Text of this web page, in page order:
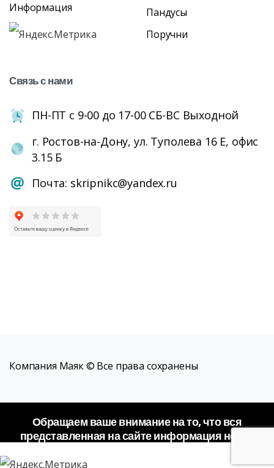
Информация
Пандусы
Поручни
Связьснами
ПН-ПТ с 9-00 до 17-00 СБ-ВС Выходной
г. Ростов-на-Дону, ул. Туполева 16 Е, офис
3.15 Б
Почта: skripnikc@yandex.ru
Компания Маяк © Все права сохранены
Обращаем ваше внимание на то, что вся
представленная на сайте информация носит
является публичной офертой.